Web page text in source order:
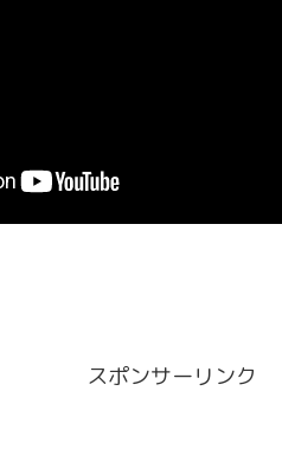
スポンサーリンク